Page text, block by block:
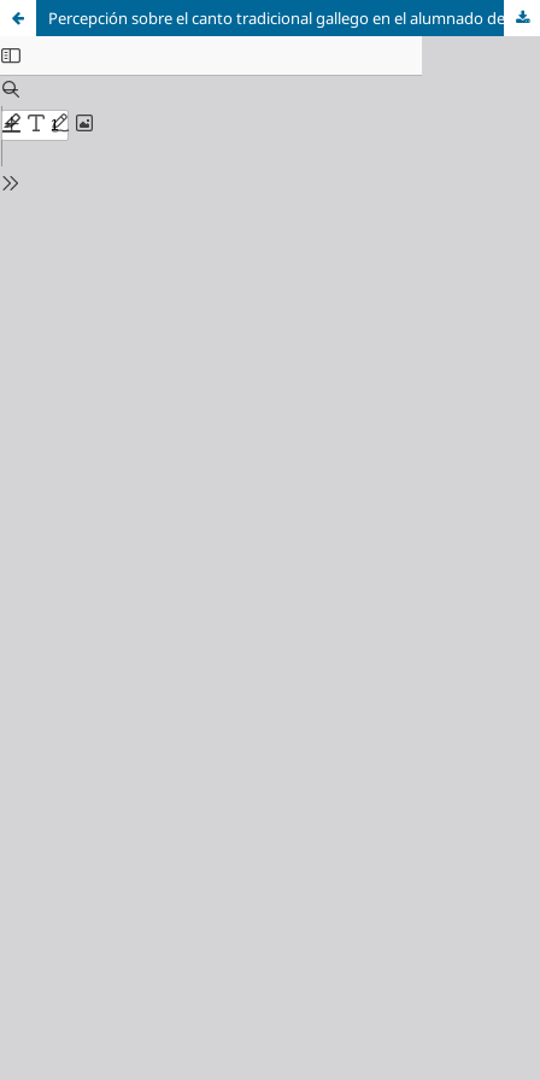
Percepción sobre el canto tradicional gallego en el alumnado de ESO